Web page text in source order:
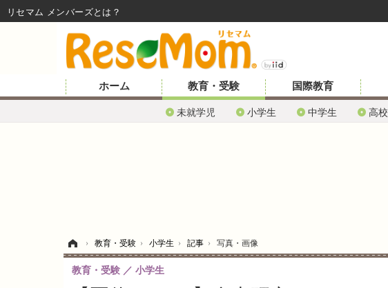
ホーム 教育・受験
未就学児 小学生 中学生 高
国際教育
› 教育・受験 › 小学生 › 記事 › 写真・画像
教育・受験 小学生
リセマム メンバーズ